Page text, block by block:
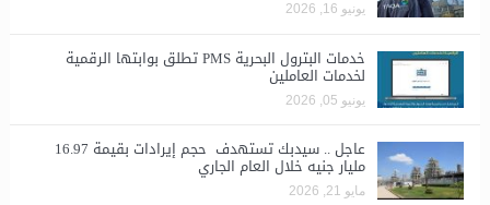
يونيو 16, 2026
خدمات البترول البحرية PMS تطلق بوابتها الرقمية
لخدمات العاملين
يونيو 05, 2026
عاجل .. سيدبك تستهدف حجم إيرادات بقيمة 16.97
مليار جنيه خلال العام الجاري
مايو 21, 2026